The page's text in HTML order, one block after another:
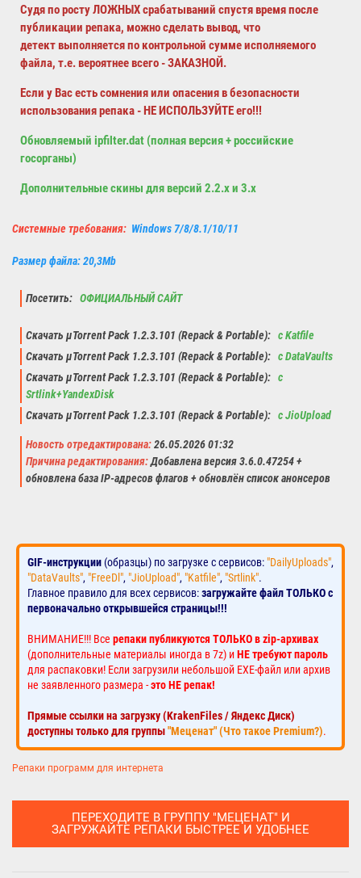
Судя по росту ЛОЖНЫХ срабатываний спустя время после
публикации репака, можно сделать вывод, что
детект выполняется по контрольной сумме исполняемого
файла, т.е. вероятнее всего - ЗАКАЗНОЙ.
Если у Вас есть сомнения или опасения в безопасности
использования репака - НЕ ИСПОЛЬЗУЙТЕ его!!!
Обновляемый ipfilter.dat (полная версия + российские
госорганы)
Дополнительные скины для версий 2.2.x и 3.x
Системные требования: Windows 7/8/8.1/10/11
Размер файла: 20,3Mb
Посетить: ОФИЦИАЛЬНЫЙ САЙТ
Скачать µTorrent Pack 1.2.3.101 (Repack & Portable): с Katfile
Скачать µTorrent Pack 1.2.3.101 (Repack & Portable): с DataVaults
Скачать µTorrent Pack 1.2.3.101 (Repack & Portable): с
Srtlink+YandexDisk
Скачать µTorrent Pack 1.2.3.101 (Repack & Portable): с JioUpload
Новость отредактирована:26.05.2026 01:32
Причина редактирования:Добавлена версия 3.6.0.47254 +
обновлена база IP-адресов флагов + обновлён список анонсеров
GIF-инструкции (образцы) по загрузке с сервисов: "DailyUploads",
"DataVaults", "FreeDl", "JioUpload", "Katfile", "Srtlink".
Главное правило для всех сервисов:загружайте файл ТОЛЬКО с
первоначально открывшейся страницы!!!
ВНИМАНИЕ!!! Все репаки публикуются ТОЛЬКО в zip-архивах
(дополнительные материалы иногда в 7z) иНЕ требуют пароль
для распаковки! Если загрузили небольшой EXE-файл или архив
не заявленного размера -это НЕ репак!
Прямые ссылки на загрузку (KrakenFiles / Яндекс Диск)
доступны только для группы"Меценат" (Что такое Premium?).
Репаки программ для интернета
ПЕРЕХОДИТЕ В ГРУППУ "МЕЦЕНАТ" И
ЗАГРУЖАЙТЕ РЕПАКИ БЫСТРЕЕ И УДОБНЕЕ